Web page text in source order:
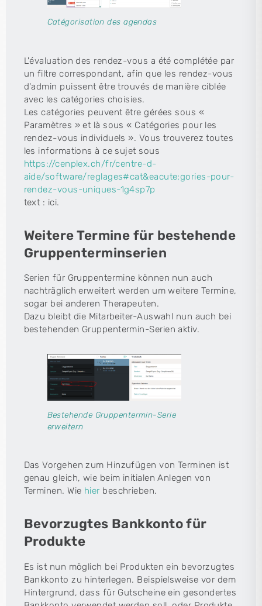
Catégorisation des agendas
L'évaluation des rendez-vous a été complétée par
un filtre correspondant, afin que les rendez-vous
d'admin puissent être trouvés de manière ciblée
avec les catégories choisies.
Les catégories peuvent être gérées sous «
Paramètres » et là sous « Catégories pour les
rendez-vous individuels ». Vous trouverez toutes
les informations à ce sujet sous
https://cenplex.ch/fr/centre-d-
aide/software/reglages#cat&eacute;gories-pour-
rendez-vous-uniques-1g4sp7p
text : ici.
Weitere Termine für bestehende
Gruppenterminserien
Serien für Gruppentermine können nun auch
nachträglich erweitert werden um weitere Termine,
sogar bei anderen Therapeuten.
Dazu bleibt die Mitarbeiter-Auswahl nun auch bei
bestehenden Gruppentermin-Serien aktiv.
Bestehende Gruppentermin-Serie
erweitern
Das Vorgehen zum Hinzufügen von Terminen ist
genau gleich, wie beim initialen Anlegen von
Terminen. Wie hier beschrieben.
Bevorzugtes Bankkonto für
Produkte
Es ist nun möglich bei Produkten ein bevorzugtes
Bankkonto zu hinterlegen. Beispielsweise vor dem
Hintergrund, dass für Gutscheine ein gesondertes